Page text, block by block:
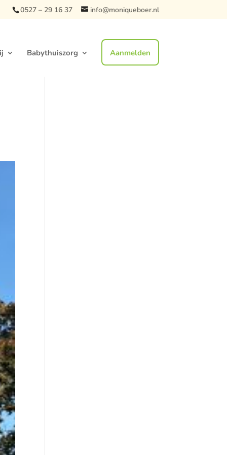
0527 – 29 16 37 info@moniqueboer.nl
Babythuiszorg Aanmelden